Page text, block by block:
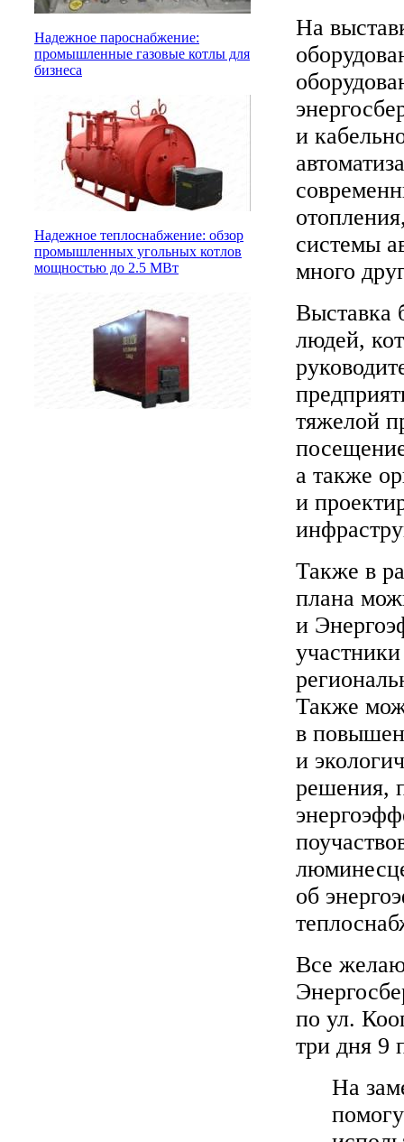
Надежное пароснабжение:
промышленные газовые котлы для
бизнеса
Надежное теплоснабжение: обзор
промышленных угольных котлов
мощностью до 2.5 МВт
На
и
системы
много
Выставка
людей,
тяжелой
а также
и
Также в
плана
и
Также
в
и
решения,
об
Все
по ул.
три дня 9
На